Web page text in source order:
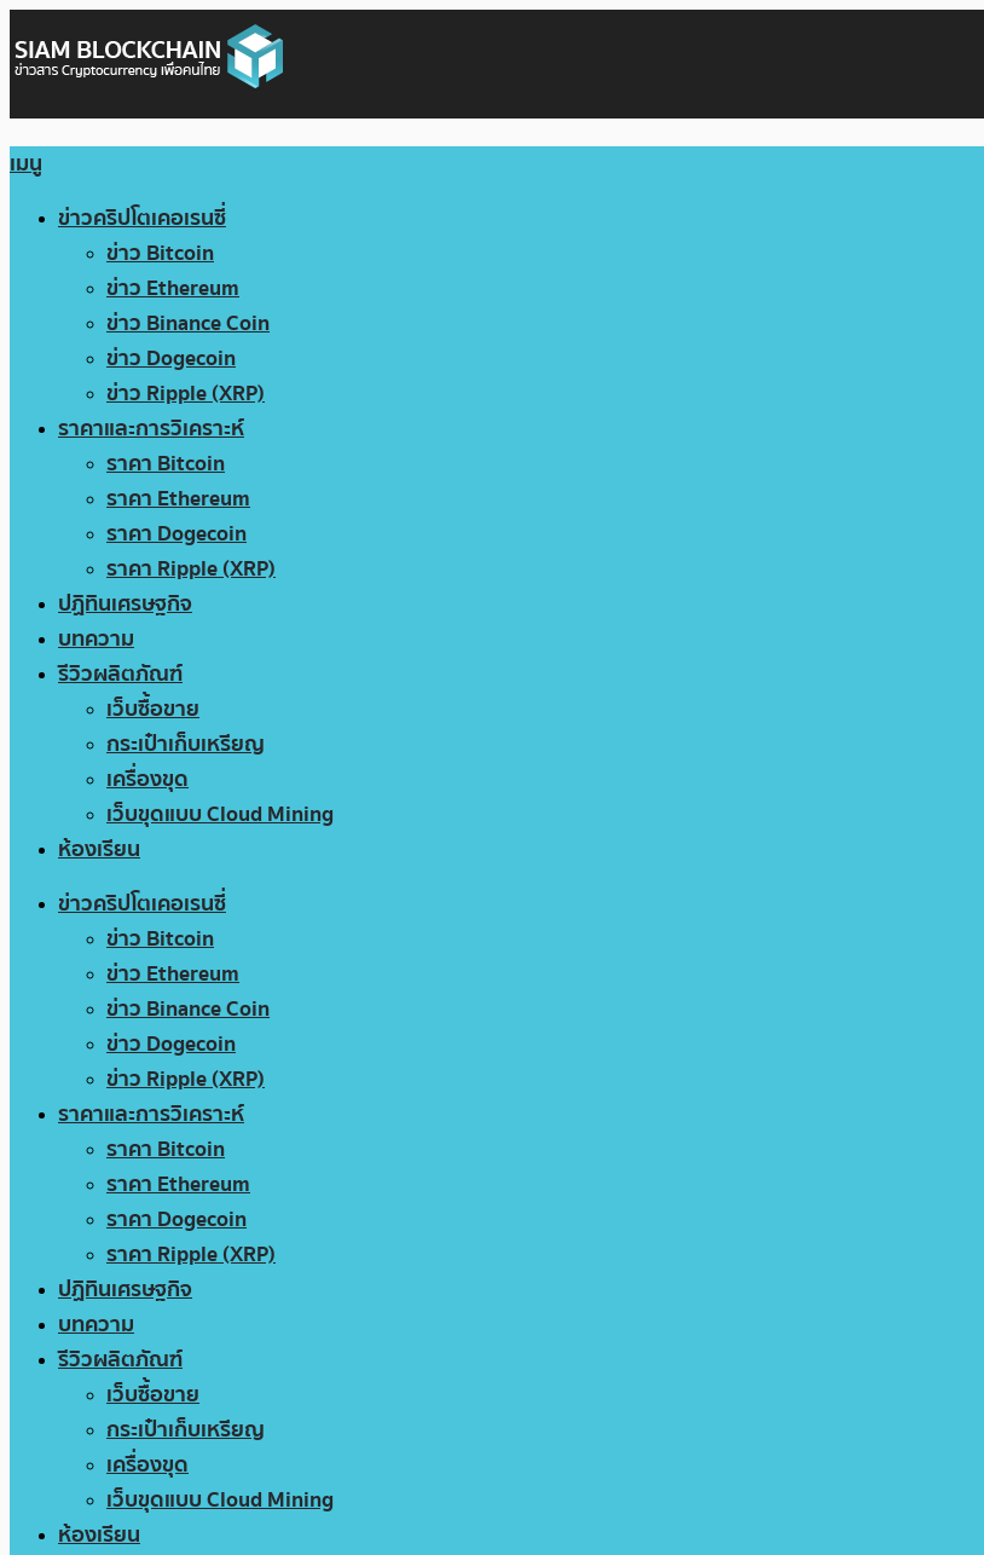
เมนู
ข่าวคริปโตเคอเรนซี่
ข่าว Bitcoin
ข่าว Ethereum
ข่าว Binance Coin
ข่าว Dogecoin
ข่าว Ripple (XRP)
ราคาและการวิเคราะห์
ราคา Bitcoin
ราคา Ethereum
ราคา Dogecoin
ราคา Ripple (XRP)
ปฏิทินเศรษฐกิจ
บทความ
รีวิวผลิตภัณฑ์
เว็บซื้อขาย
กระเป๋าเก็บเหรียญ
เครื่องขุด
เว็บขุดแบบ Cloud Mining
ห้องเรียน
ข่าวคริปโตเคอเรนซี่
ข่าว Bitcoin
ข่าว Ethereum
ข่าว Binance Coin
ข่าว Dogecoin
ข่าว Ripple (XRP)
ราคาและการวิเคราะห์
ราคา Bitcoin
ราคา Ethereum
ราคา Dogecoin
ราคา Ripple (XRP)
ปฏิทินเศรษฐกิจ
บทความ
รีวิวผลิตภัณฑ์
เว็บซื้อขาย
กระเป๋าเก็บเหรียญ
เครื่องขุด
เว็บขุดแบบ Cloud Mining
ห้องเรียน